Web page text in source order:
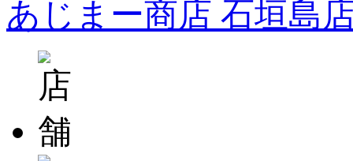
あじまー商店 石垣島